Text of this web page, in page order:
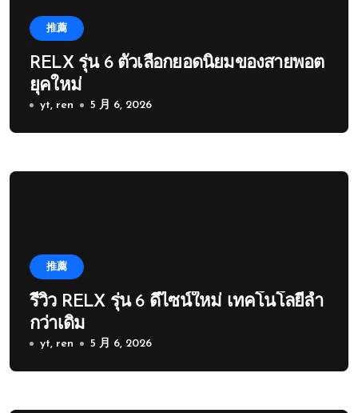
推薦
RELX รุ่น 6 ตัวเลือกยอดนิยมของสายพอต
ยุคใหม่
yt, ren 5 月 6, 2026
推薦
รีวิว RELX รุ่น 6 ดีไซน์ใหม่ เทคโนโลยีล้ำ
กว่าเดิม
yt, ren 5 月 6, 2026